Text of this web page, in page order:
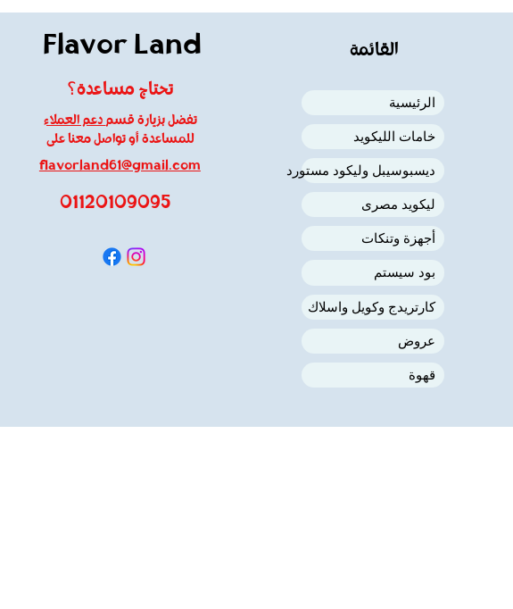
Flavor Land
تحتاج مساعدة؟
تفضل بزيارة قسم دعم العملاء
للمساعدة أو تواصل معنا على
flavorland61@gmail.com
01120109095
القائمة
الرئيسية
خامات الليكويد
ديسبوسيبل وليكود مستورد
ليكويد مصرى
أجهزة وتنكات
بود سيستم
كارتريدج وكويل واسلاك
عروض
قهوة